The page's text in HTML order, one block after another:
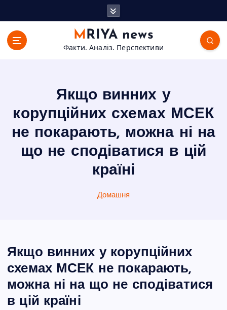
MRIYA news
Факти. Аналіз. Перспективи
Якщо винних у
корупційних схемах МСЕК
не покарають, можна ні на
що не сподіватися в цій
країні
Домашня
Якщо винних у корупційних
схемах МСЕК не покарають,
можна ні на що не сподіватися
в цій країні